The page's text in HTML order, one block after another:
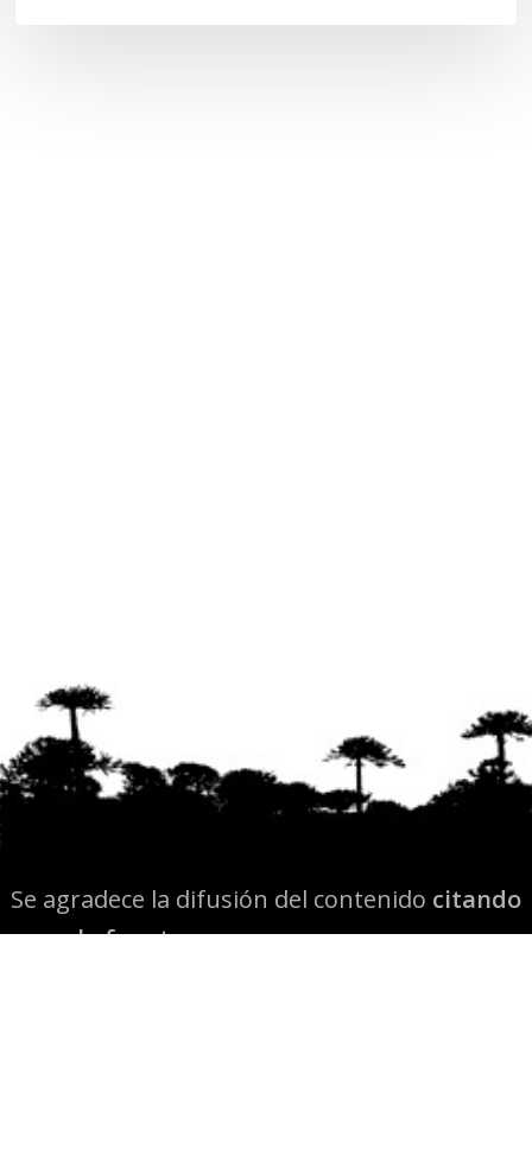
Se agradece la difusión del contenido citando
la fuente www.mapuexpress.org